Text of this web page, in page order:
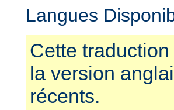
Langues
Cette
la version
récents.